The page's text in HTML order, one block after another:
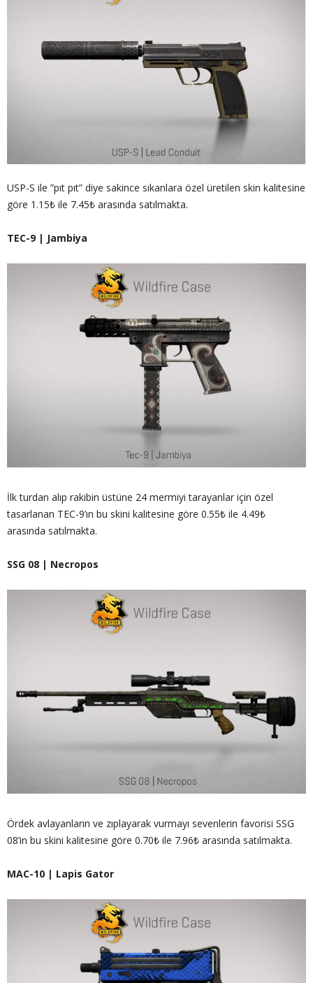
USP-S ile ”pıt pıt” diye sakince sıkanlara özel üretilen skin kalitesine
göre 1.15₺ ile 7.45₺ arasında satılmakta.
TEC-9 | Jambiya
İlk turdan alıp rakibin üstüne 24 mermiyi tarayanlar için özel
tasarlanan TEC-9’ın bu skini kalitesine göre 0.55₺ ile 4.49₺
arasında satılmakta.
SSG 08 | Necropos
Ördek avlayanların ve zıplayarak vurmayı sevenlerin favorisi SSG
08’in bu skini kalitesine göre 0.70₺ ile 7.96₺ arasında satılmakta.
MAC-10 | Lapis Gator